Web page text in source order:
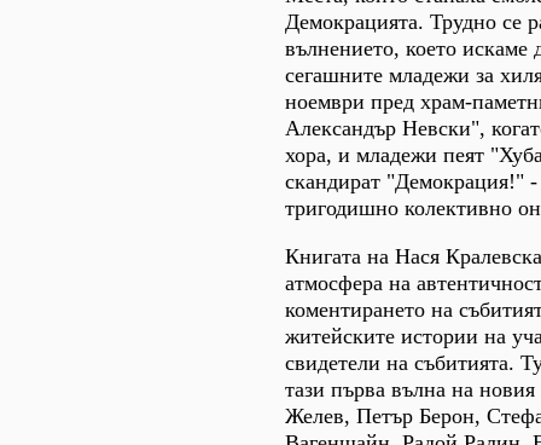
Демокрацията. Трудно се
вълнението, което искаме
сегашните младежи за
ноември пред храм-
Александър Невски",
хора, и младежи пеят
скандират "Демокрация!" -
тригодишно колективно
Книгата на Нася
атмосфера на
коментирането на
житейските истории на
свидетели на събитията.
тази първа вълна на
Желев, Петър Берон,